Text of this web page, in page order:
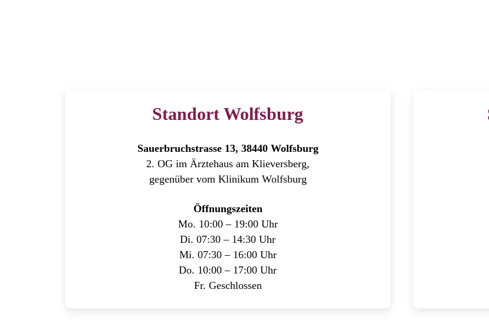
Standort Wolfsburg
Sauerbruchstrasse 13, 38440 Wolfsburg
2. OG im Ärztehaus am Klieversberg,
gegenüber vom Klinikum Wolfsburg
Öffnungszeiten
Mo. 10:00 – 19:00 Uhr
Di. 07:30 – 14:30 Uhr
Mi. 07:30 – 16:00 Uhr
Do. 10:00 – 17:00 Uhr
Fr. Geschlossen